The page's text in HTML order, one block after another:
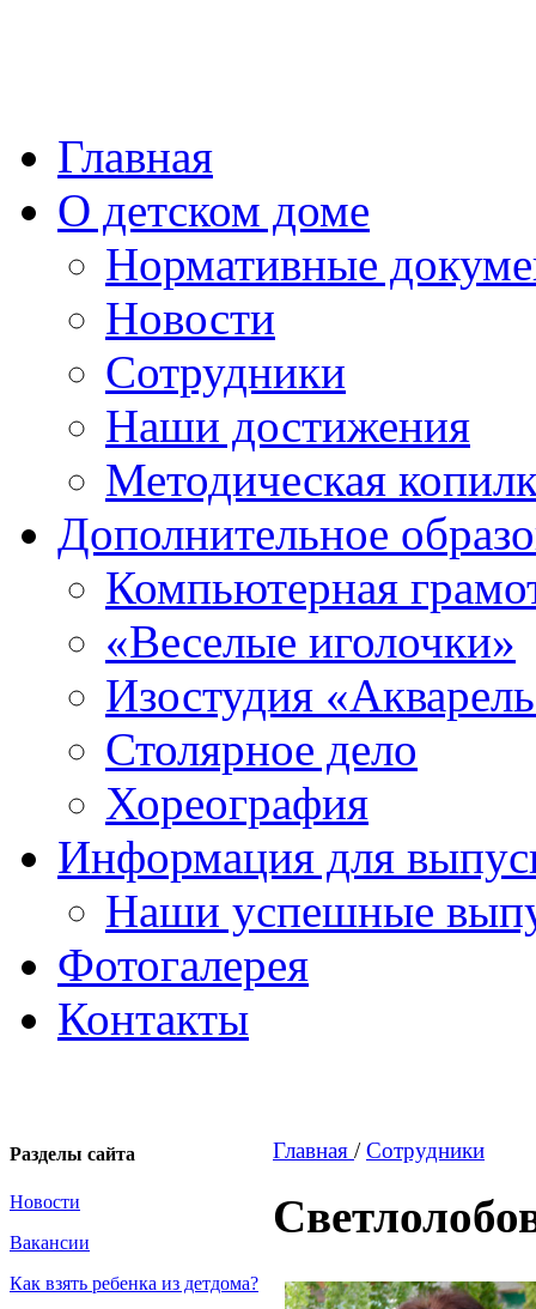
Главная
О детском доме
Нормативные
Новости
Сотрудники
Наши достижения
Методическая
Дополнительное
Компьютерная
«Веселые иголочки»
Изостудия
Столярное дело
Хореография
Информация для
Наши успешные
Фотогалерея
Контакты
Разделы сайта
Новости
Вакансии
Как взять ребенка из детдома?
Главная /Сотрудники